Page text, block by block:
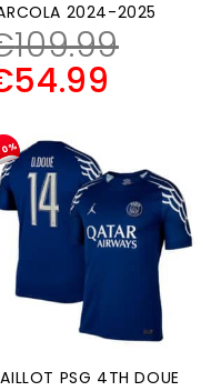
2024-2025
109.99
54.99
PSG 4TH DOUE